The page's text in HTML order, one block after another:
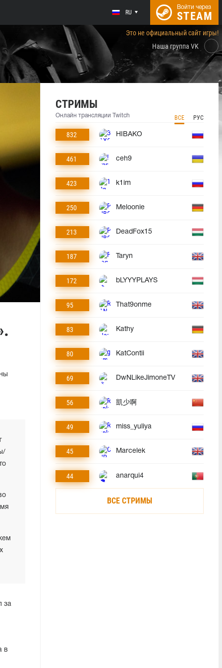
RU
Войти через
STEAM
Это не официальный сайт игры!
Наша группа VK
за
в
СТРИМЫ
Онлайн трансляции Twitch ВСЕ РУС
832 HIBAKO
461 ceh9
423 k1im
250 Meloonie
213 DeadFox15
187 Taryn
172 bLYYYPLAYS
95 That9onme
83 Kathy
80 KatContii
69 DwNLikeJimoneTV
56 凱少啊
49 miss_yuliya
45 Marcelek
44 anarqui4
ВСЕ СТРИМЫ